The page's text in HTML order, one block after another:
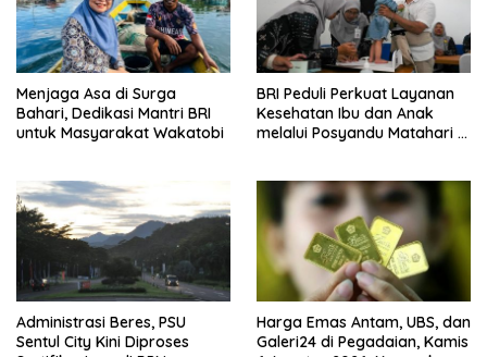
Menjaga Asa di Surga
Bahari, Dedikasi Mantri BRI
untuk Masyarakat Wakatobi
BRI Peduli Perkuat Layanan
Kesehatan Ibu dan Anak
melalui Posyandu Matahari di
Administrasi Beres, PSU
Sentul City Kini Diproses
Harga Emas Antam, UBS, dan
Galeri24 di Pegadaian, Kamis